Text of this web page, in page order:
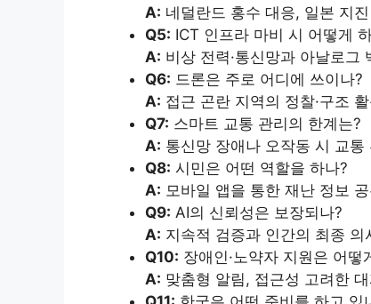
A: 네덜란드 홍수 대응, 일본 지
Q5: ICT 인프라 마비 시 어떻게
A: 비상 전력·통신망과 아날로그
Q6: 드론은 주로 어디에 쓰이나?
A: 접근 곤란 지역의 정찰·구조
Q7: 스마트 교통 관리의 한계는?
A: 통신망 장애나 오작동 시 교
Q8: 시민은 어떤 역할을 하나?
A: 모바일 앱을 통한 재난 정보
Q9: AI의 신뢰성은 보장되나?
A: 지속적 검증과 인간의 최종
Q10: 장애인·노약자 지원은 어떻
A: 맞춤형 알림, 접근성 고려한